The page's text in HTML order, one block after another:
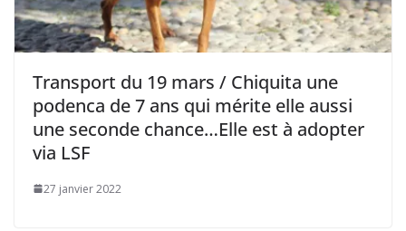
Transport du 19 mars / Chiquita une
podenca de 7 ans qui mérite elle aussi
une seconde chance…Elle est à adopter
via LSF
27 janvier 2022